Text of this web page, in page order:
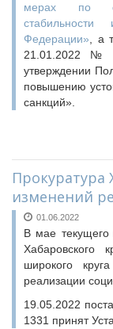
мерах по
Федерации» , а
21.01.2022 №
утверждении
повышению
санкций».
Прокуратура
изменений
01.06.2022
В мае текущего
Хабаровского
широкого
реализации
19.05.2022
1331 принят